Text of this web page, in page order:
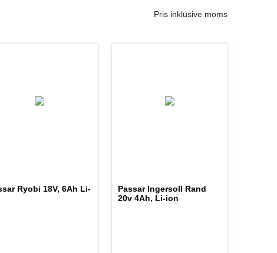
Pris inklusive moms
Ryobi 18V, 6Ah Li-
Passar Ingersoll Rand
20v 4Ah, Li-ion